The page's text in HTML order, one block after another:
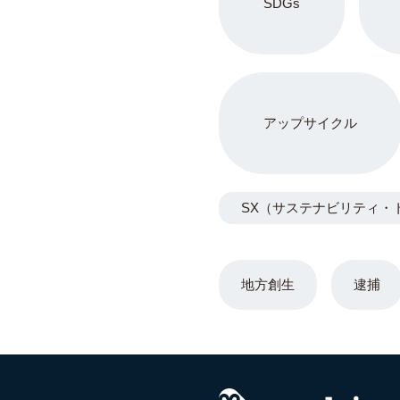
SDGs
アップサイクル
地方創生 逮捕
SX（サステナビリティ・